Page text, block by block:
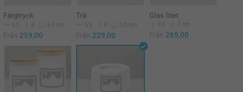
Färgtryck
5,5 8 5,5 cm
Från 259,00
Trä
5,5 8 5,5 cm
Från 229,00
Glas litet
8,5 7 cm
Från 269,00